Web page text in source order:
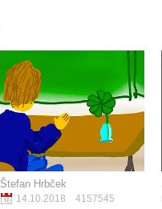
Štefan Hrbček
14.10.2018 4157545